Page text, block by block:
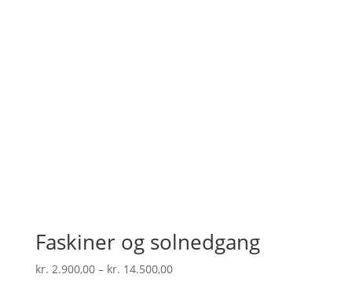
Faskiner og solnedgang
kr. 2.900,00 – kr. 14.500,00Prisinterval: